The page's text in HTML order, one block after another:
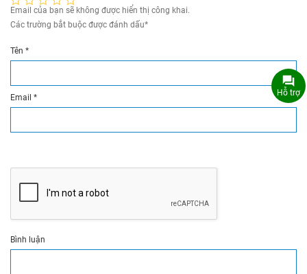
Email của bạn sẽ không được hiển thị công khai.
Các trường bắt buộc được đánh dấu*
Tên *
Email *
Bình luận
Hỗ trợ